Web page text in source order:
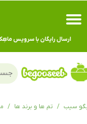
حساب کاربری من
تغییر گذر واژه
سفارشات
ارسال رایگان با سرویس ماهِکس،
سیب تم ها و برند ها